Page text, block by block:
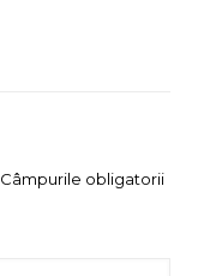
Câmpurile obligatorii